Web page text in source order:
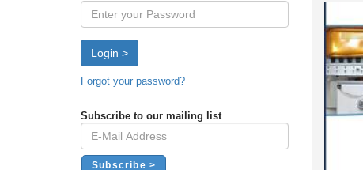
Login >
Forgot your password?
Subscribe to our mailing list